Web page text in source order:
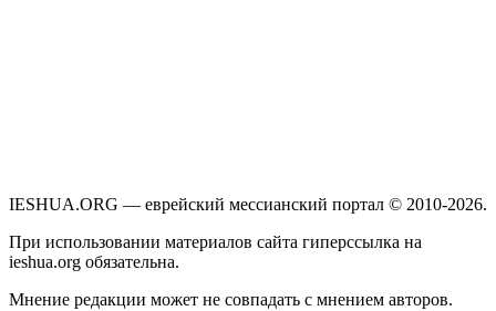
IESHUA.ORG — еврейский мессианский портал © 2010-2026.
При использовании материалов сайта гиперссылка на
ieshua.org обязательна.
Мнение редакции может не совпадать с мнением авторов.